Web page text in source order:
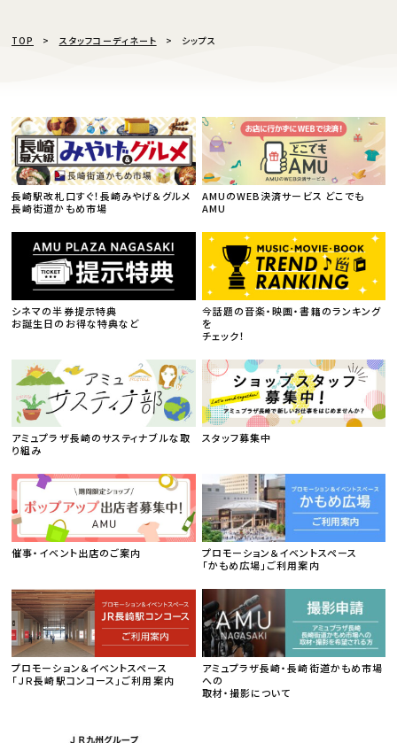
TOP スタッフコーディネート シップス
長崎駅改札口すぐ！長崎みやげ＆グルメ
長崎街道かもめ市場
AMUのWEB決済サービス どこでも
AMU
シネマの半券提示特典
お誕生日のお得な特典など
今話題の音楽・映画・書籍のランキング
を
チェック！
アミュプラザ長崎のサスティナブルな取
り組み
スタッフ募集中
催事・イベント出店のご案内
プロモーション＆イベントスペース
「かもめ広場」ご利用案内
プロモーション＆イベントスペース
「ＪＲ長崎駅コンコース」ご利用案内
アミュプラザ長崎・長崎街道かもめ市場
への
取材・撮影について